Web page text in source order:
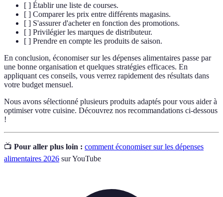
[ ] Établir une liste de courses.
[ ] Comparer les prix entre différents magasins.
[ ] S'assurer d'acheter en fonction des promotions.
[ ] Privilégier les marques de distributeur.
[ ] Prendre en compte les produits de saison.
En conclusion, économiser sur les dépenses alimentaires passe par
une bonne organisation et quelques stratégies efficaces. En
appliquant ces conseils, vous verrez rapidement des résultats dans
votre budget mensuel.
Nous avons sélectionné plusieurs produits adaptés pour vous aider à
optimiser votre cuisine. Découvrez nos recommandations ci-dessous
!
📺 Pour aller plus loin : comment économiser sur les dépenses
alimentaires 2026 sur YouTube